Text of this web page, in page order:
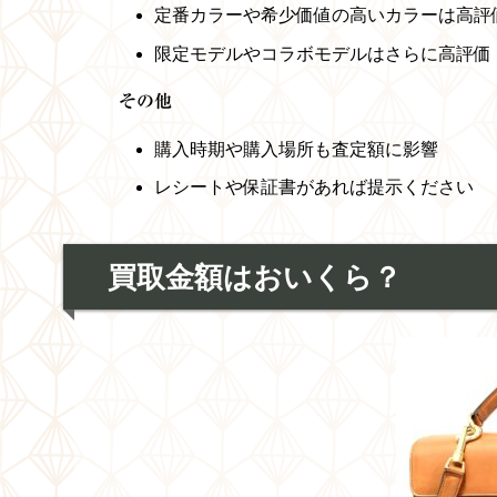
定番カラーや希少価値の高いカラーは高評
限定モデルやコラボモデルはさらに高評価
その他
購入時期や購入場所も査定額に影響
レシートや保証書があれば提示ください
買取金額はおいくら？